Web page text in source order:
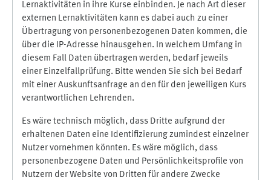
Lernaktivitäten in ihre Kurse einbinden. Je nach Art dieser
externen Lernaktivitäten kann es dabei auch zu einer
Übertragung von personenbezogenen Daten kommen, die
über die IP-Adresse hinausgehen. In welchem Umfang in
diesem Fall Daten übertragen werden, bedarf jeweils
einer Einzelfallprüfung. Bitte wenden Sie sich bei Bedarf
mit einer Auskunftsanfrage an den für den jeweiligen Kurs
verantwortlichen Lehrenden.
Es wäre technisch möglich, dass Dritte aufgrund der
erhaltenen Daten eine Identifizierung zumindest einzelner
Nutzer vornehmen könnten. Es wäre möglich, dass
personenbezogene Daten und Persönlichkeitsprofile von
Nutzern der Website von Dritten für andere Zwecke